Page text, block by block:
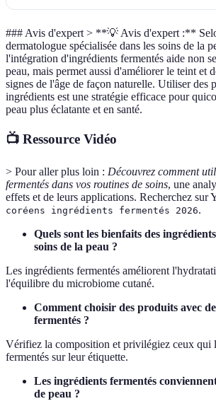
### Avis d'expert > **💡 Avis d'expert :**
dermatologue spécialisée dans les soins de la
l'intégration d'ingrédients fermentés aide non
peau, mais permet aussi d'améliorer le teint et
signes de l'âge de façon naturelle. Utiliser des
ingrédients est une stratégie efficace pour
peau plus éclatante et en santé.
📺 Ressource Vidéo
> Pour aller plus loin : Découvrez comment
fermentés dans vos routines de soins, une
effets et de leurs applications. Recherchez sur
coréens ingrédients fermentés 2026.
Quels sont les bienfaits des
soins de la peau ?
Les ingrédients fermentés améliorent
l'équilibre du microbiome cutané.
Comment choisir des produits avec
fermentés ?
Vérifiez la composition et privilégiez ceux qui
fermentés sur leur étiquette.
Les ingrédients fermentés
de peau ?